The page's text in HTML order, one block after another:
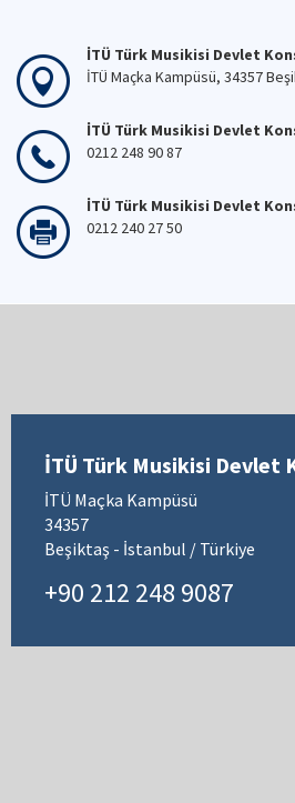
İTÜ Türk Musikisi Devlet
İTÜ Maçka Kampüsü, 34357
İTÜ Türk Musikisi Devlet
0212 248 90 87
İTÜ Türk Musikisi Devlet
0212 240 27 50
İTÜ Türk Musikisi Devlet
İTÜ Maçka Kampüsü
34357
Beşiktaş - İstanbul / Türkiye
+90 212 248 9087